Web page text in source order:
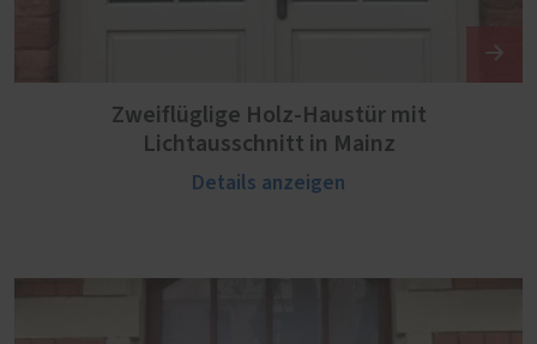
Zweiflüglige Holz-Haustür mit
Lichtausschnitt in Mainz
Details anzeigen